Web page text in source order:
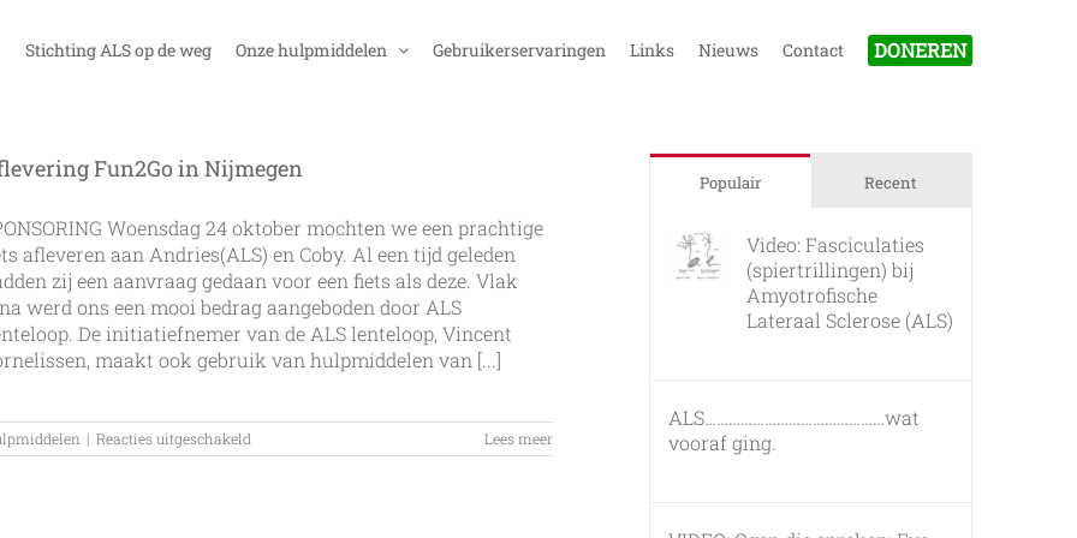
Stichting ALS op de weg Onze hulpmiddelen Gebruikerservaringen Links Nieuws Contact DONEREN
Fun2Go in Nijmegen
Woensdag 24 oktober mochten we een prachtige
afleveren aan Andries(ALS) en Coby. Al een tijd geleden
zij een aanvraag gedaan voor een fiets als deze. Vlak
werd ons een mooi bedrag aangeboden door ALS
De initiatiefnemer van de ALS lenteloop, Vincent
maakt ook gebruik van hulpmiddelen van [...]
| Reacties uitgeschakeld
Aflevering
Lees meer
Populair Recent
Video: Fasciculaties
(spiertrillingen) bij
Amyotrofische
Lateraal Sclerose (ALS)
ALS………………………………………wat
vooraf ging.